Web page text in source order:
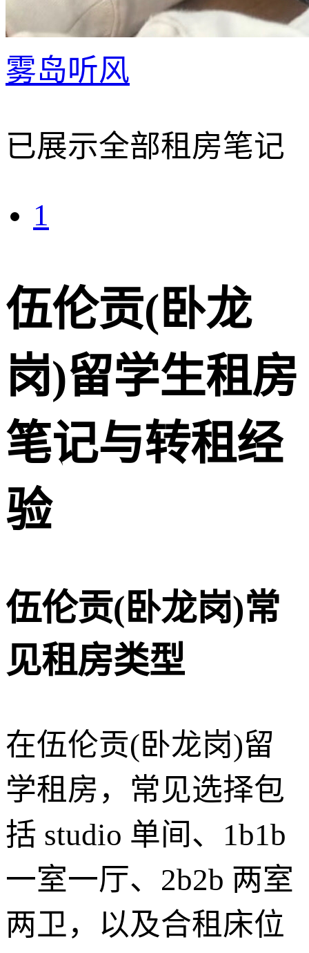
雾岛听风
已展示全部租房笔记
1
伍伦贡(卧龙
岗)留学生租房
笔记与转租经
验
伍伦贡(卧龙岗)常
见租房类型
在伍伦贡(卧龙岗)留
学租房，常见选择包
括 studio 单间、1b1b
一室一厅、2b2b 两室
两卫，以及合租床位